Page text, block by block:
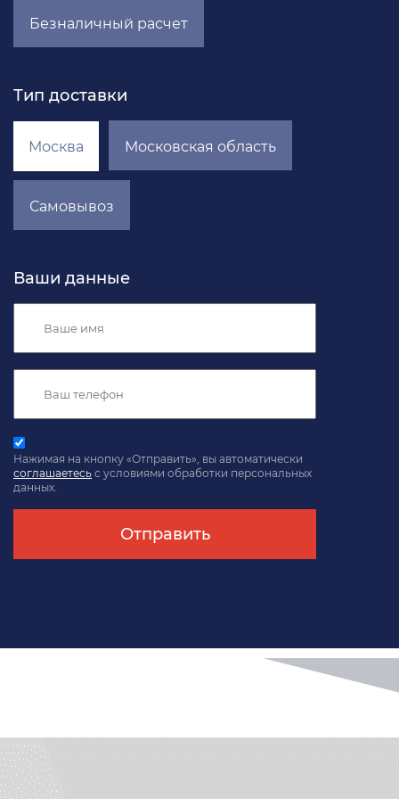
Безналичный расчет
Тип доставки
Москва Московская область
Самовывоз
Ваши данные
Нажимая на кнопку «Отправить», вы автоматически
соглашаетесь с условиями обработки персональных
данных.